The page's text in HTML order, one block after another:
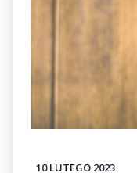
10 LUTEGO 2023